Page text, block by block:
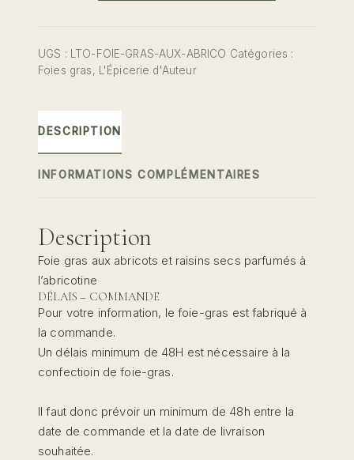
141,00 €
gras
aux
abricots
secs
l’abricotine
UGS : LTO-FOIE-GRAS-AUX-ABRICO Catégories :
Foies gras, L'Épicerie d'Auteur
DESCRIPTION
INFORMATIONS COMPLÉMENTAIRES
Description
Foie gras aux abricots et raisins secs parfumés à
l’abricotine
DÉLAIS – COMMANDE
Pour votre information, le foie-gras est fabriqué à
la commande.
Un délais minimum de 48H est nécessaire à la
confectioin de foie-gras.
Il faut donc prévoir un minimum de 48h entre la
date de commande et la date de livraison
souhaitée.